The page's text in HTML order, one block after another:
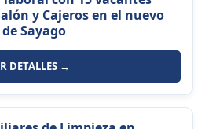
y Cajeros en el nuevo
Sayago
DETALLES →